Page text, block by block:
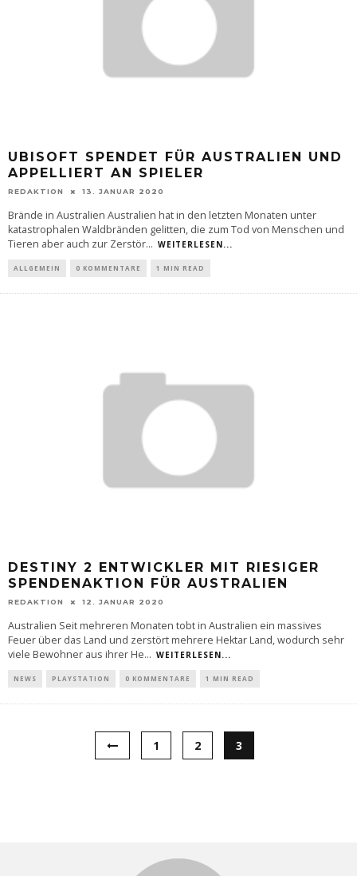
UBISOFT SPENDET FÜR AUSTRALIEN UND
APPELLIERT AN SPIELER
REDAKTION 13. JANUAR 2020
Brände in Australien Australien hat in den letzten Monaten unter
katastrophalen Waldbränden gelitten, die zum Tod von Menschen und
Tieren aber auch zur Zerstör... WEITERLESEN...
ALLGEMEIN 0 KOMMENTARE 1 MIN READ
DESTINY 2 ENTWICKLER MIT RIESIGER
SPENDENAKTION FÜR AUSTRALIEN
REDAKTION 12. JANUAR 2020
Australien Seit mehreren Monaten tobt in Australien ein massives
Feuer über das Land und zerstört mehrere Hektar Land, wodurch sehr
viele Bewohner aus ihrer He... WEITERLESEN...
NEWS PLAYSTATION 0 KOMMENTARE 1 MIN READ
1 2 3